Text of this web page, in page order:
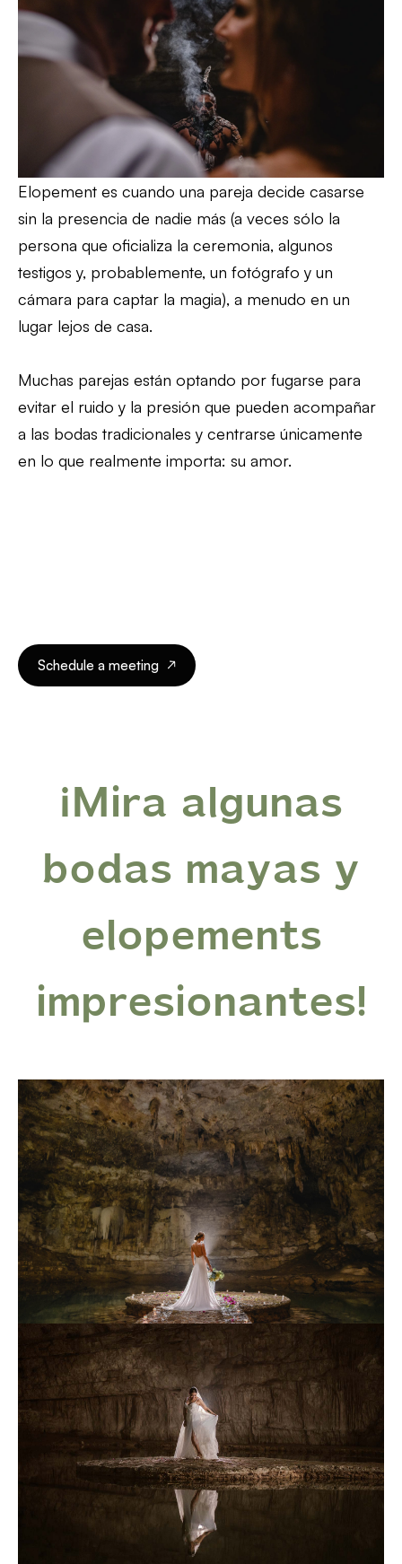
Elopement es cuando una pareja decide casarse
sin la presencia de nadie más (a veces sólo la
persona que oficializa la ceremonia, algunos
testigos y, probablemente, un fotógrafo y un
cámara para captar la magia), a menudo en un
lugar lejos de casa.
Muchas parejas están optando por fugarse para
evitar el ruido y la presión que pueden acompañar
a las bodas tradicionales y centrarse únicamente
en lo que realmente importa: su amor.
Schedule a meeting
¡Mira algunas
bodas mayas y
elopements
impresionantes!